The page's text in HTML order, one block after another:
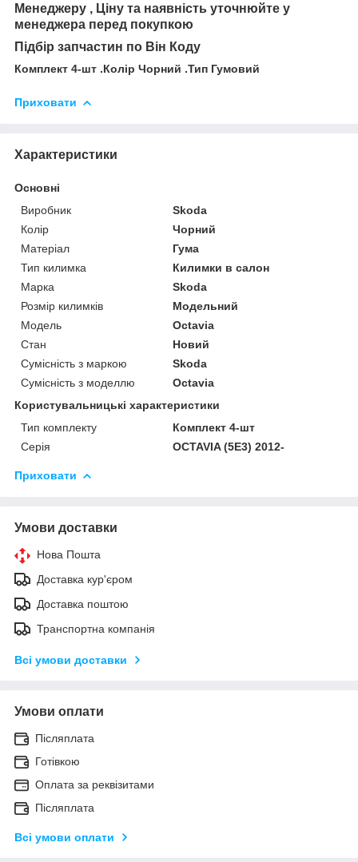
Менеджеру , Ціну та наявність уточнюйте у
менеджера перед покупкою
Підбір запчастин по Він Коду
Комплект 4-шт .Колір Чорний .Тип Гумовий
Приховати
Характеристики
Основні
Виробник
Skoda
Колір
Чорний
Матеріал
Гума
Тип килимка
Килимки в салон
Марка
Skoda
Розмір килимків
Модельний
Модель
Octavia
Стан
Новий
Сумісність з маркою
Skoda
Сумісність з моделлю
Octavia
Користувальницькі характеристики
Тип комплекту
Комплект 4-шт
Серія
OCTAVIA (5E3) 2012-
Приховати
Умови доставки
Нова Пошта
Доставка кур'єром
Доставка поштою
Транспортна компанія
Всі умови доставки
Умови оплати
Післяплата
Готівкою
Оплата за реквізитами
Післяплата
Всі умови оплати